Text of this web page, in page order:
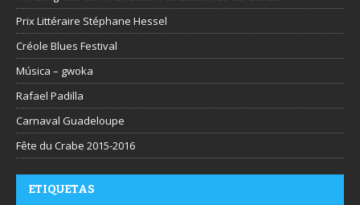
Prix Littéraire Stéphane Hessel
Créole Blues Festival
Música – gwoka
Rafael Padilla
Carnaval Guadeloupe
Fête du Crabe 2015-2016
ETIQUETAS